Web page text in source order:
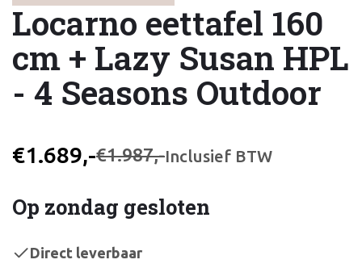
Locarno eettafel 160
cm + Lazy Susan HPL
- 4 Seasons Outdoor
€1.689,-€1.987,-Inclusief BTW
Op zondag gesloten
Direct leverbaar